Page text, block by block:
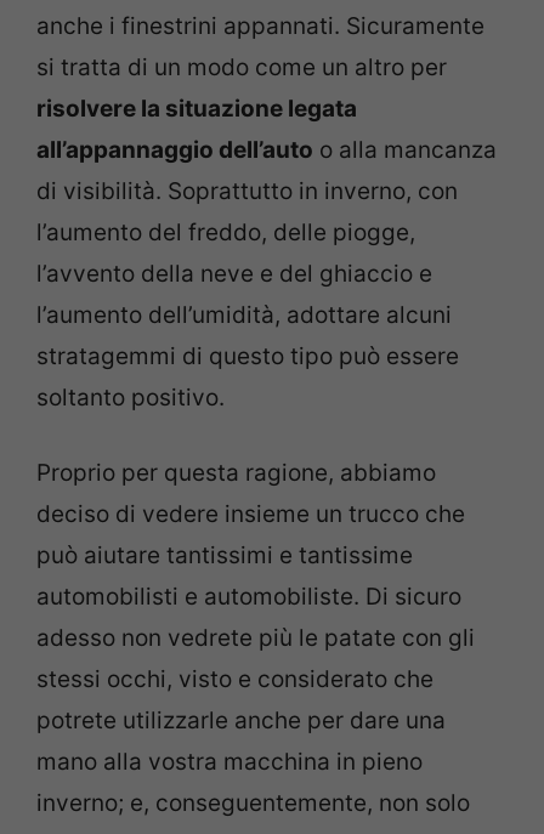
anche i finestrini appannati. Sicuramente
si tratta di un modo come un altro per
risolvere la situazione legata
all’appannaggio dell’auto o alla mancanza
di visibilità. Soprattutto in inverno, con
l’aumento del freddo, delle piogge,
l’avvento della neve e del ghiaccio e
l’aumento dell’umidità, adottare alcuni
stratagemmi di questo tipo può essere
soltanto positivo.
Proprio per questa ragione, abbiamo
deciso di vedere insieme un trucco che
può aiutare tantissimi e tantissime
automobilisti e automobiliste. Di sicuro
adesso non vedrete più le patate con gli
stessi occhi, visto e considerato che
potrete utilizzarle anche per dare una
mano alla vostra macchina in pieno
inverno; e, conseguentemente, non solo